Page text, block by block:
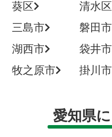
葵区
清水区
三島市
磐田市
湖西市
袋井市
牧之原市
掛川市
愛知県に